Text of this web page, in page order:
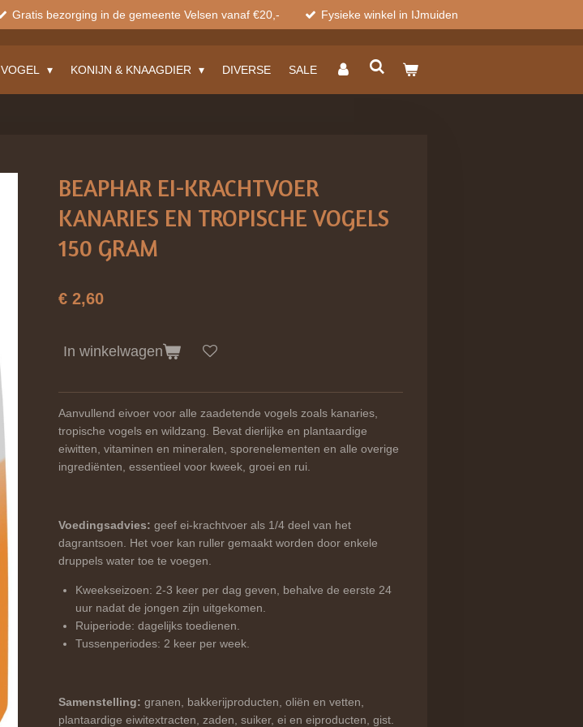
Gratis bezorging in de gemeente Velsen vanaf €20,- Fysieke winkel in IJmuiden
VOGEL KONIJN & KNAAGDIER DIVERSE SALE
BEAPHAR EI-KRACHTVOER
KANARIES EN TROPISCHE VOGELS
150 GRAM
€ 2,60
In winkelwagen
Aanvullend eivoer voor alle zaadetende vogels zoals kanaries,
tropische vogels en wildzang. Bevat dierlijke en plantaardige
eiwitten, vitaminen en mineralen, sporenelementen en alle overige
ingrediënten, essentieel voor kweek, groei en rui.
Voedingsadvies: geef ei-krachtvoer als 1/4 deel van het
dagrantsoen. Het voer kan ruller gemaakt worden door enkele
druppels water toe te voegen.
Kweekseizoen: 2-3 keer per dag geven, behalve de eerste 24
uur nadat de jongen zijn uitgekomen.
Ruiperiode: dagelijks toedienen.
Tussenperiodes: 2 keer per week.
Samenstelling: granen, bakkerijproducten, oliën en vetten,
plantaardige eiwitextracten, zaden, suiker, ei en eiproducten, gist.